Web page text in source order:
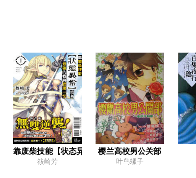
第一章 与兽王国交易
第四章 布尔蒙王国
第七章 灵魂的救赎
插图
第五卷
第一章 和平的日子
靠废柴技能【状态异常】成为最强的我将蹂躏一切
筱崎芳
樱兰高校男公关部
叶鸟螺子